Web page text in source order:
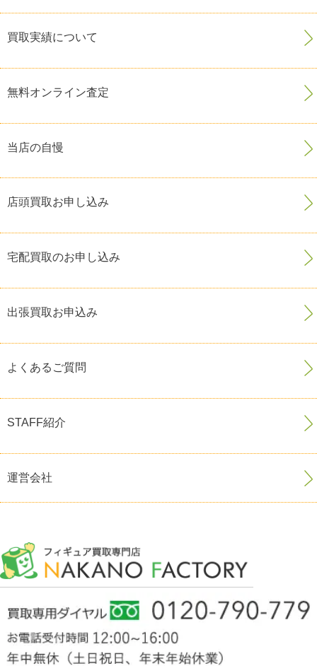
買取実績について
無料オンライン査定
当店の自慢
店頭買取お申し込み
宅配買取のお申し込み
出張買取お申込み
よくあるご質問
STAFF紹介
運営会社